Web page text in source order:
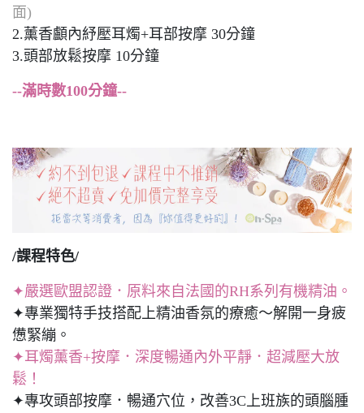
面)
2.薰香顱內紓壓耳燭+耳部按摩 30分鐘
3.頭部放鬆按摩 10分鐘
--滿時數100分鐘--
/課程特色/
✦嚴選歐盟認證．原料來自法國的RH系列有機精油。
✦專業獨特手技搭配上精油香氛的療癒～解開一身疲
憊緊繃。
✦耳燭薰香+按摩．深度暢通內外平靜．超減壓大放
鬆！
✦專攻頭部按摩．暢通穴位，改善3C上班族的頭腦腫